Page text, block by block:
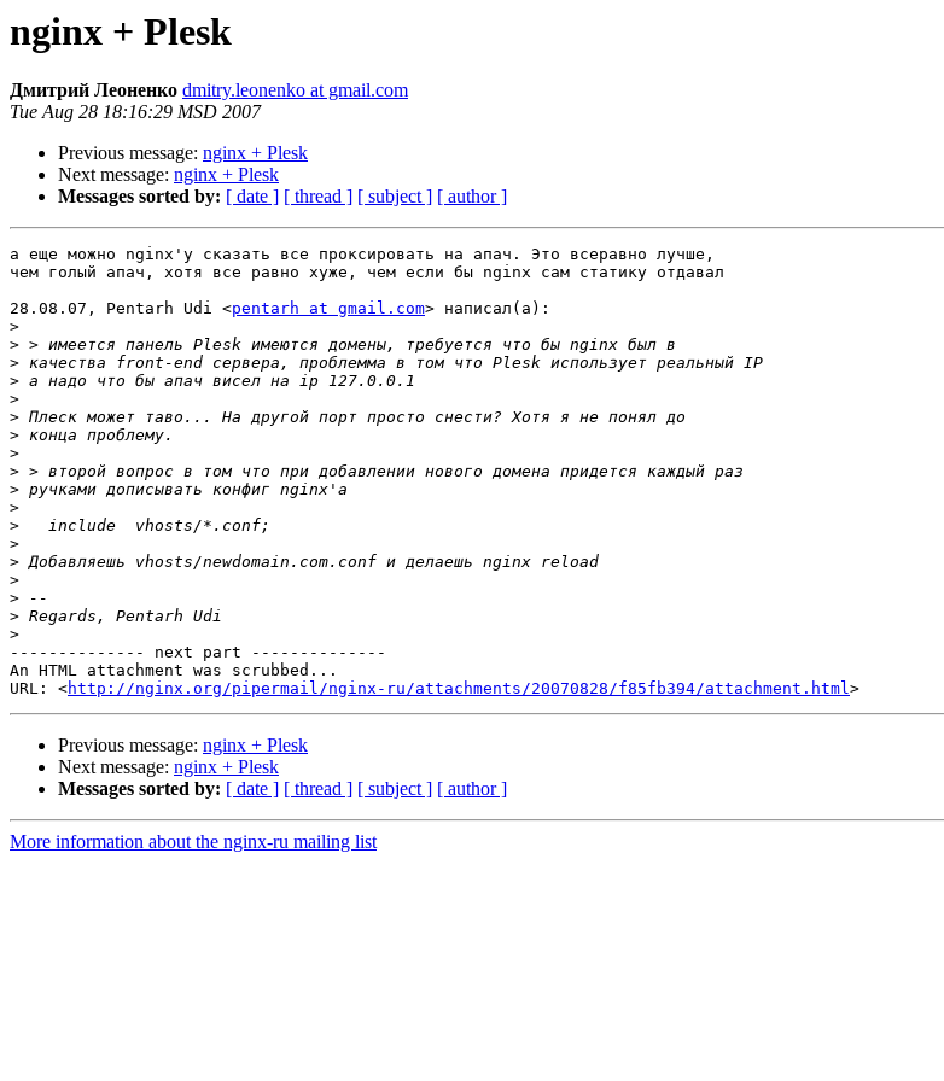
nginx + Plesk
Дмитрий Леоненко dmitry.leonenko at gmail.com
Tue Aug 28 18:16:29 MSD 2007
Previous message: nginx + Plesk
Next message: nginx + Plesk
Messages sorted by: [ date ] [ thread ] [ subject ] [ author ]
а еще можно nginx'у сказать все проксировать на апач. Это всеравно лучше,
чем голый апач, хотя все равно хуже, чем если бы nginx сам статику отдавал
28.08.07, Pentarh Udi <pentarh at gmail.com> написал(а):
>
>
>
>
>
>
>
>
>
>
>
>
>
>
>
>
>
>
-------------- next part --------------
An HTML attachment was scrubbed...
URL: <http://nginx.org/pipermail/nginx-ru/attachments/20070828/f85fb394/attachment.html
Previous message: nginx + Plesk
Next message: nginx + Plesk
Messages sorted by: [ date ] [ thread ] [ subject ] [ author ]
More information about the nginx-ru mailing list